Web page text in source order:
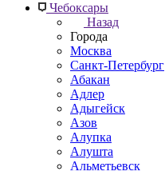
Чебоксары
Назад
Города
Москва
Санкт-Петербург
Абакан
Адлер
Адыгейск
Азов
Алупка
Алушта
Альметьевск